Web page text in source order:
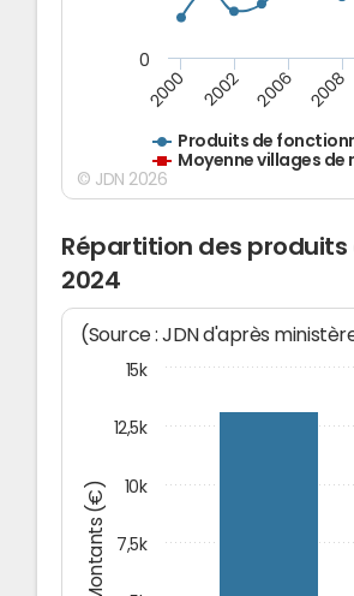
Produits de
Moyenne villages
2000 2002 2006 2008
0
© JDN 2026
Répartition des
2024
Montants (€)
(Source : JDN d'après
7,5k
10k
12,5k
15k